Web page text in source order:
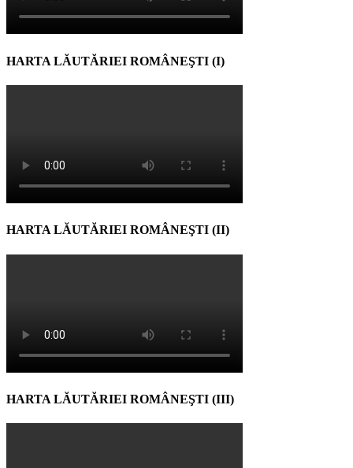
HARTA LĂUTĂRIEI ROMÂNEŞTI (I)
HARTA LĂUTĂRIEI ROMÂNEŞTI (II)
HARTA LĂUTĂRIEI ROMÂNEŞTI (III)